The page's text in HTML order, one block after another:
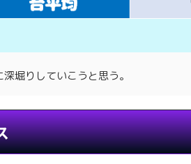
堀りしていこうと思う。